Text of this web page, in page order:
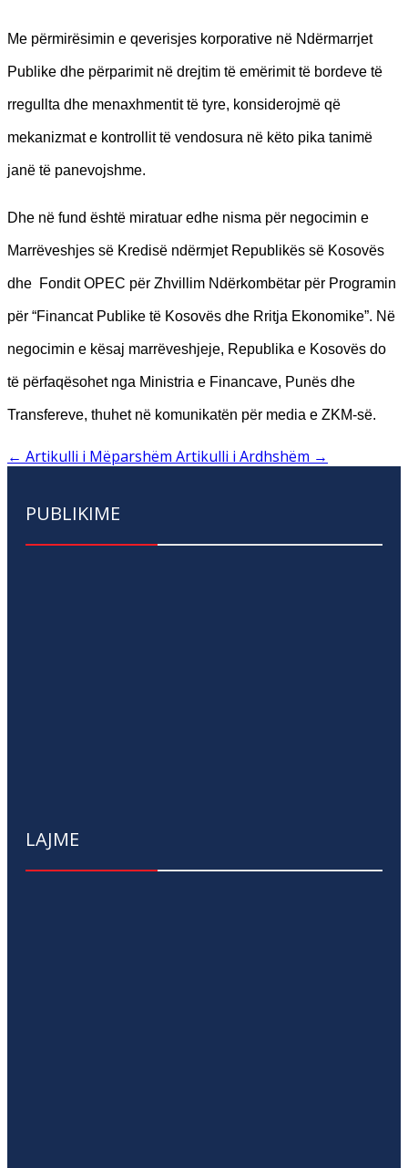
Me përmirësimin e qeverisjes korporative në Ndërmarrjet
Publike dhe përparimit në drejtim të emërimit të bordeve të
rregullta dhe menaxhmentit të tyre, konsiderojmë që
mekanizmat e kontrollit të vendosura në këto pika tanimë
janë të panevojshme.
Dhe në fund është miratuar edhe nisma për negocimin e
Marrëveshjes së Kredisë ndërmjet Republikës së Kosovës
dhe Fondit OPEC për Zhvillim Ndërkombëtar për Programin
për “Financat Publike të Kosovës dhe Rritja Ekonomike”. Në
negocimin e kësaj marrëveshjeje, Republika e Kosovës do
të përfaqësohet nga Ministria e Financave, Punës dhe
Transfereve, thuhet në komunikatën për media e ZKM-së.
← Artikulli i Mëparshëm Artikulli i Ardhshëm →
PUBLIKIME
LAJME